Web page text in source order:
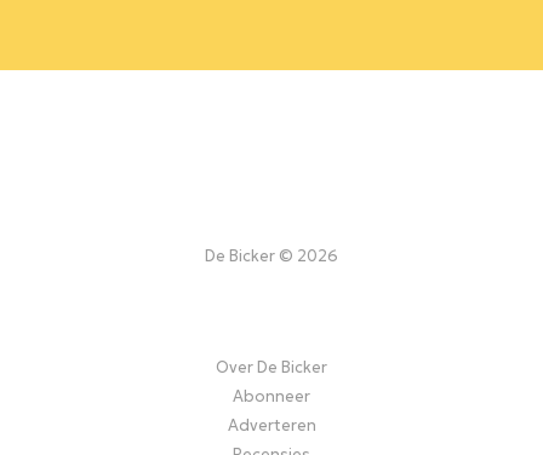
De Bicker © 2026
Over De Bicker
Abonneer
Adverteren